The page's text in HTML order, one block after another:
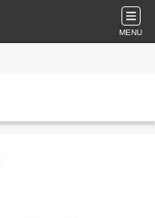
MENU